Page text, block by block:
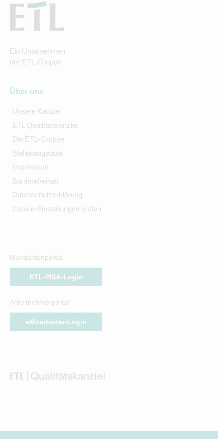
Ein Unternehmen
der ETL-Gruppe
Über uns
Unsere Kanzlei
ETL Qualitätskanzlei
Die ETL-Gruppe
Stellenangebote
Impressum
Barrierefreiheit
Datenschutzerklärung
Cookie-Einstellungen prüfen
Mandantenportal
ETL-PISA-Login
Arbeitnehmerportal
eMitarbeiter-Login